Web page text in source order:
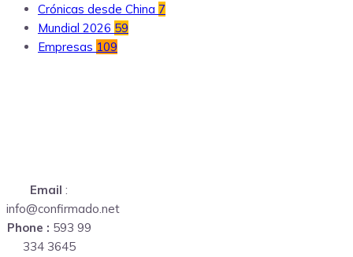
Crónicas desde China 7
Mundial 2026 59
Empresas 109
Email :
info@confirmado.net
Phone : 593 99
334 3645